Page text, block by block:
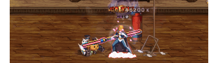
그래서 창끝 스킬들 중 가장 주력기이며 댓글에서도 언급
해주신 쿼드러플 드라이브로 실험을 해 보았습니다.